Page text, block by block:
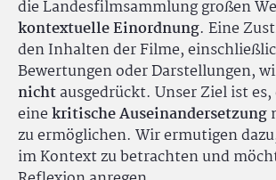
die Landesfilmsammlung großen
kontextuelle Einordnung. Eine
den Inhalten der Filme,
Bewertungen oder Darstellungen,
nichtausgedrückt. Unser Ziel ist
einekritische Auseinandersetzung
zu ermöglichen. Wir ermutigen
im Kontext zu betrachten und